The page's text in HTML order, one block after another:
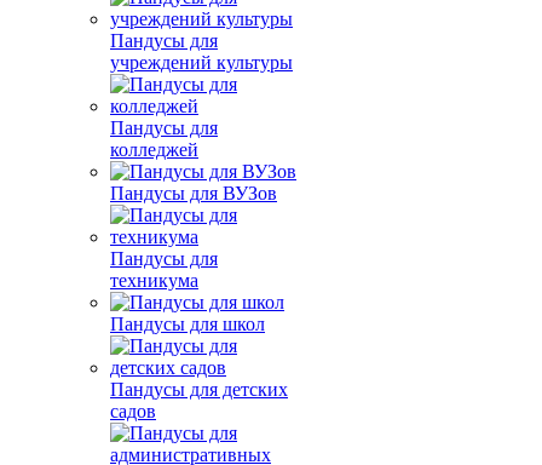
Пандусы для
учреждений культуры
Пандусы для
колледжей
Пандусы для ВУЗов
Пандусы для
техникума
Пандусы для школ
Пандусы для детских
садов